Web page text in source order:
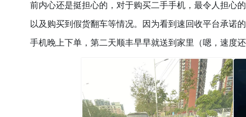
前内心还是挺担心的，对于购买二手手机，最令人担心
以及购买到假货翻车等情况。因为看到速回收平台承诺
手机晚上下单，第二天顺丰早早就送到家里（嗯，速度